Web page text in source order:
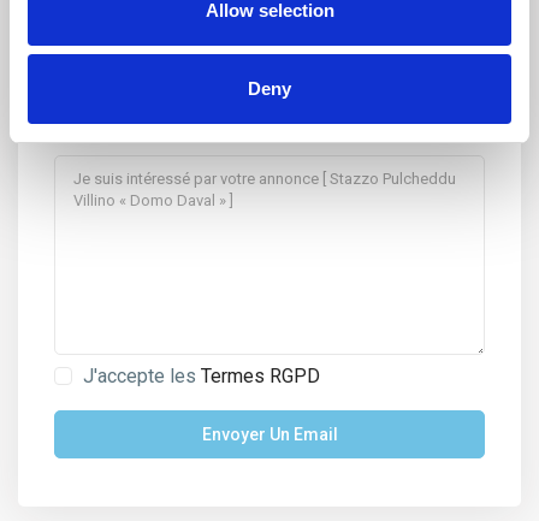
Allow selection
Deny
J'accepte lesTermes RGPD